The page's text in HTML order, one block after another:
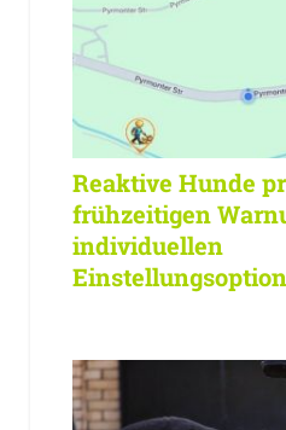
Reaktive Hunde
frühzeitigen
individuellen